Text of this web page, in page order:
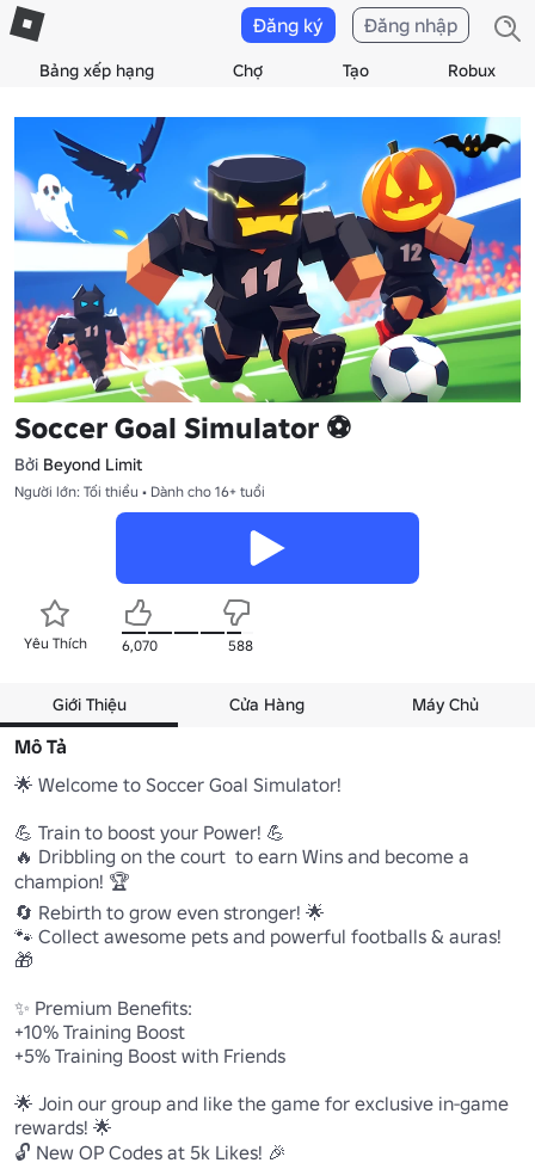
Bảng xếp hạng Chợ Tạo Robux
Đăng ký Đăng nhập
Soccer Goal Simulator ⚽
Bởi Beyond Limit
Người lớn: Tối thiểu • Dành cho 16+ tuổi
Yêu Thích 6,070 588
Giới Thiệu Cửa Hàng Máy Chủ
Mô Tả
🌟 Welcome to Soccer Goal Simulator!
💪 Train to boost your Power! 💪
🔥 Dribbling on the court  to earn Wins and become a
champion! 🏆
🔄 Rebirth to grow even stronger! 🌟
🐾 Collect awesome pets and powerful footballs & auras!
🎁
✨ Premium Benefits:
+10% Training Boost
+5% Training Boost with Friends
🌟 Join our group and like the game for exclusive in-game
rewards! 🌟
🔓 New OP Codes at 5k Likes! 🎉